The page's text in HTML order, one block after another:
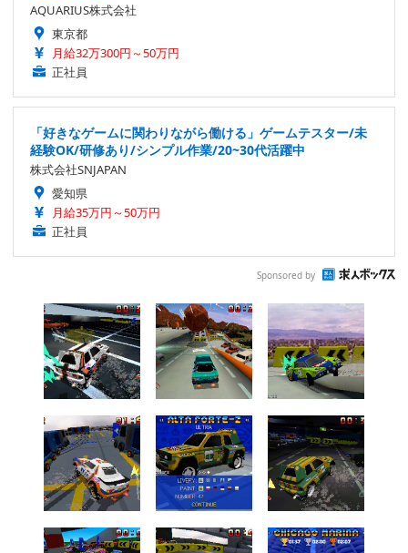
AQUARIUS株式会社
東京都
月給32万300円～50万円
正社員
「好きなゲームに関わりながら働ける」ゲームテスター/未
経験OK/研修あり/シンプル作業/20~30代活躍中
株式会社SNJAPAN
愛知県
月給35万円～50万円
正社員
Sponsored by